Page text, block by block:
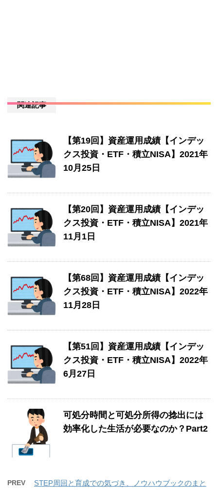
関連記事
【第19回】資産運用成績【インデッ
クス投資・ETF・積立NISA】2021年
10月25日
【第20回】資産運用成績【インデッ
クス投資・ETF・積立NISA】2021年
11月1日
【第68回】資産運用成績【インデッ
クス投資・ETF・積立NISA】2022年
11月28日
【第51回】資産運用成績【インデッ
クス投資・ETF・積立NISA】2022年
6月27日
可処分時間と可処分所得の捻出には
効率化した生活が必要なのか？Part2
PREV
STEP周回と育成での気づき、ノウハウブックのまと